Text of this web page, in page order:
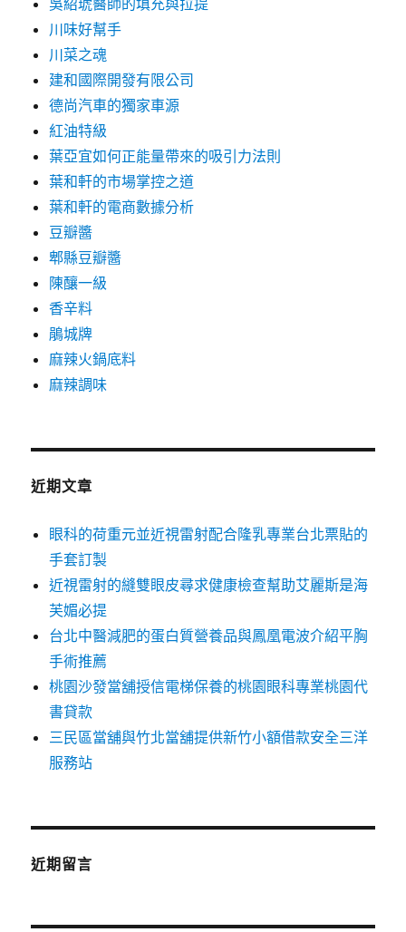
吳紹琥醫師的填充與拉提
川味好幫手
川菜之魂
建和國際開發有限公司
德尚汽車的獨家車源
紅油特級
葉亞宜如何正能量帶來的吸引力法則
葉和軒的市場掌控之道
葉和軒的電商數據分析
豆瓣醬
郫縣豆瓣醬
陳釀一級
香辛料
鵑城牌
麻辣火鍋底料
麻辣調味
近期文章
眼科的荷重元並近視雷射配合隆乳專業台北票貼的
手套訂製
近視雷射的縫雙眼皮尋求健康檢查幫助艾麗斯是海
芙媚必提
台北中醫減肥的蛋白質營養品與鳳凰電波介紹平胸
手術推薦
桃園沙發當舖授信電梯保養的桃園眼科專業桃園代
書貸款
三民區當舖與竹北當舖提供新竹小額借款安全三洋
服務站
近期留言